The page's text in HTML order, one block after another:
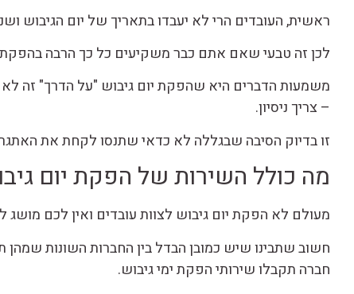
ראשית, העובדים הרי לא יעבדו בתאריך של יום הגיבוש
לכן זה טבעי שאם אתם כבר משקיעים כל כך הרבה בהפקת
משמעות הדברים היא שהפקת יום גיבוש "על הדרך" זה לא
– צריך ניסיון.
זו בדיוק הסיבה שבגללה לא כדאי שתנסו לקחת את
מה כולל השירות של הפקת יום
מעולם לא הפקת יום גיבוש לצוות עובדים ואין לכם
חשוב שתבינו שיש כמובן הבדל בין החברות השונות
חברה תקבלו שירותי הפקת ימי גיבוש.